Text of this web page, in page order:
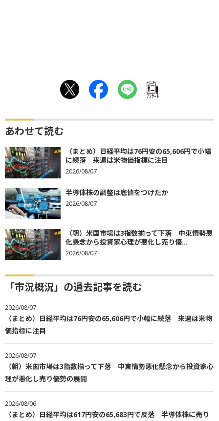
ｱﾝｹｰﾄ
あわせて読む
（まとめ）日経平均は76円安の65,606円で小幅
に続落 来週は米物価指標に注目
2026/08/07
半導体株の調整は底値をつけたか
2026/08/07
（朝）米国市場は3指数揃って下落 中東情勢悪
化懸念から投資家心理が悪化し売り優...
2026/08/07
「市況概況」の過去記事を読む
2026/08/07
（まとめ）日経平均は76円安の65,606円で小幅に続落 来週は米物
価指標に注目
2026/08/07
（朝）米国市場は3指数揃って下落 中東情勢悪化懸念から投資家心
理が悪化し売り優勢の展開
2026/08/06
（まとめ）日経平均は617円安の65,683円で反落 半導体株に売り